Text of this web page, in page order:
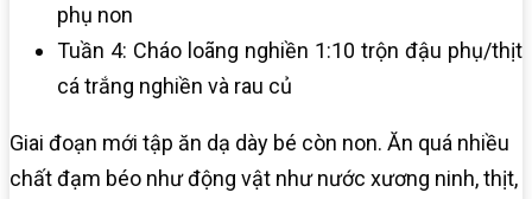
phụ non
Tuần 4: Cháo loãng nghiền 1:10 trộn đậu phụ/thịt
cá trắng nghiền và rau củ
Giai đoạn mới tập ăn dạ dày bé còn non. Ăn quá nhiều
chất đạm béo như động vật như nước xương ninh, thịt,